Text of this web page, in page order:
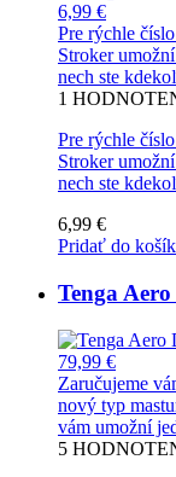
6,99 €
Pre rýchle
Stroker
nech ste
1
Pre rýchle
Stroker
nech ste
6,99 €
Pridať do
Tenga
79,99 €
Zaručujeme
nový typ
vám umožní
5